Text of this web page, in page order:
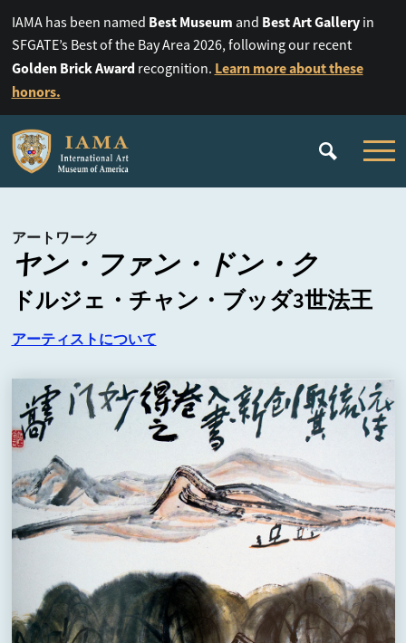
IAMA has been named Best Museum and Best Art Galleryin
SFGATE’s Best of the Bay Area 2026, following our recent
Golden Brick Awardrecognition. Learn more about these
honors.
アートワーク
ヤン・ファン・ドン・ク
ドルジェ・チャン・ブッダ3世法王
アーティストについて